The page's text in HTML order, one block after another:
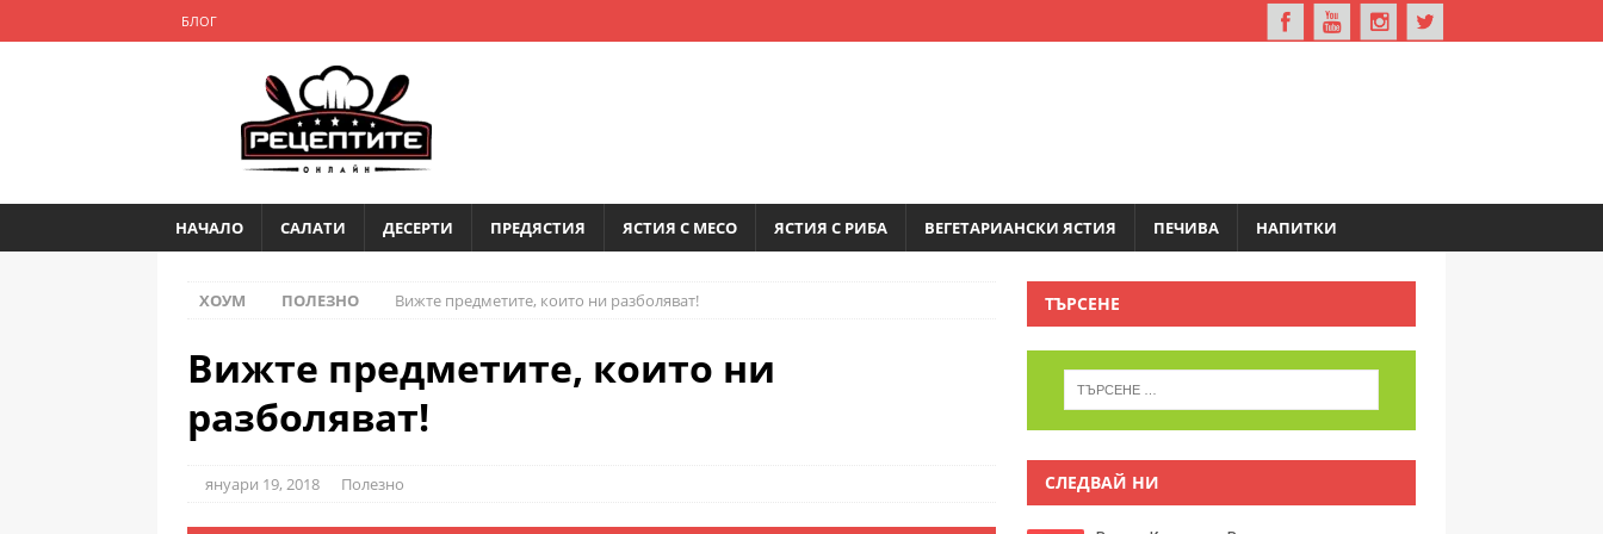
БЛОГ
НАЧАЛО САЛАТИ ДЕСЕРТИ ПРЕДЯСТИЯ ЯСТИЯ С МЕСО ЯСТИЯ С РИБА ВЕГЕТАРИАНСКИ ЯСТИЯ ПЕЧИВА НАПИТКИ
ХОУМ ПОЛЕЗНО Вижте предметите, които ни разболяват!
Вижте предметите, които ни
разболяват!
януари 19, 2018 Полезно
ТЪРСЕНЕ
СЛЕДВАЙ НИ